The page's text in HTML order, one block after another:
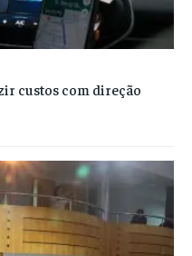
custos com direção